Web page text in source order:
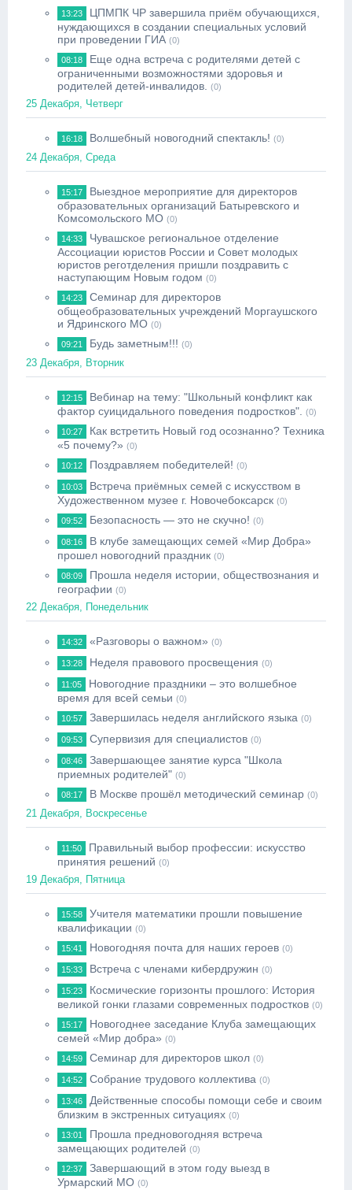
13:23
ЦПМПК ЧР завершила приём обучающихся,
нуждающихся в создании специальных условий
при проведении ГИА (0)
08:18
Еще одна встреча с родителями детей с
ограниченными возможностями здоровья и
родителей детей-инвалидов.
(0)
25 Декабря, Четверг
16:18 Волшебный новогодний спектакль! (0)
24 Декабря, Среда
15:17
Выездное мероприятие для директоров
образовательных организаций Батыревского и
Комсомольского МО (0)
14:33
Чувашское региональное отделение
Ассоциации юристов России и Совет молодых
юристов реготделения пришли поздравить с
наступающим Новым годом (0)
14:23
Семинар для директоров
общеобразовательных учреждений Моргаушского
и Ядринского МО (0)
09:21 Будь заметным!!! (0)
23 Декабря, Вторник
12:15
Вебинар на тему: "Школьный конфликт как
фактор суицидального поведения подростков".
(0)
10:27
Как встретить Новый год осознанно? Техника
«5 почему?» (0)
10:12 Поздравляем победителей! (0)
10:03
Встреча приёмных семей с искусством в
Художественном музее г. Новочебоксарск (0)
09:52 Безопасность — это не скучно! (0)
08:16
В клубе замещающих семей «Мир Добра»
прошел новогодний праздник (0)
08:09
Прошла неделя истории, обществознания и
географии (0)
22 Декабря, Понедельник
14:32 «Разговоры о важном» (0)
13:28 Неделя правового просвещения (0)
11:05
Новогодние праздники – это волшебное
время для всей семьи (0)
10:57 Завершилась неделя английского языка (0)
09:53 Супервизия для специалистов (0)
08:46
Завершающее занятие курса "Школа
приемных родителей" (0)
08:17 В Москве прошёл методический семинар (0)
21 Декабря, Воскресенье
11:50
Правильный выбор профессии: искусство
принятия решений (0)
19 Декабря, Пятница
15:58
Учителя математики прошли повышение
квалификации (0)
15:41 Новогодняя почта для наших героев (0)
15:33 Встреча с членами кибердружин (0)
15:23
Космические горизонты прошлого: История
великой гонки глазами современных подростков (0)
15:17
Новогоднее заседание Клуба замещающих
семей «Мир добра» (0)
14:59 Семинар для директоров школ (0)
14:52 Собрание трудового коллектива (0)
13:46
Действенные способы помощи себе и своим
близким в экстренных ситуациях (0)
13:01
Прошла предновогодняя встреча
замещающих родителей (0)
12:37
Завершающий в этом году выезд в
Урмарский МО (0)